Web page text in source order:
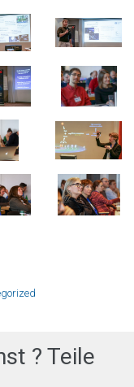
? Teile